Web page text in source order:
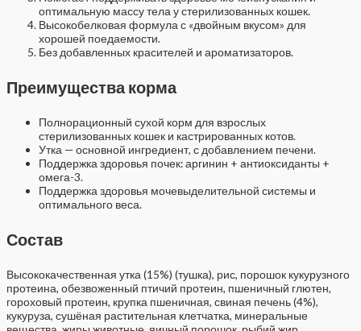
оптимальную массу тела у стерилизованных кошек.
Высокобелковая формула с «двойным вкусом» для
хорошей поедаемости.
Без добавленных красителей и ароматизаторов.
Преимущества корма
Полнорационный сухой корм для взрослых
стерилизованных кошек и кастрированных котов.
Утка — основной ингредиент, с добавлением печени.
Поддержка здоровья почек: аргинин + антиоксиданты +
омега-3.
Поддержка здоровья мочевыделительной системы и
оптимального веса.
Состав
Высококачественная утка (15%) (тушка), рис, порошок кукурузного
протеина, обезвоженный птичий протеин, пшеничный глютен,
гороховый протеин, крупка пшеничная, свиная печень (4%),
кукуруза, сушёная растительная клетчатка, минеральные